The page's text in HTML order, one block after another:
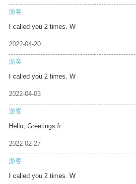
游客
I called you 2 times. W
2022-04-20
游客
I called you 2 times. W
2022-04-03
游客
Hello, Greetings fr
2022-02-27
游客
I called you 2 times. W